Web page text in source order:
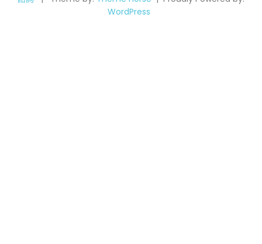
WordPress